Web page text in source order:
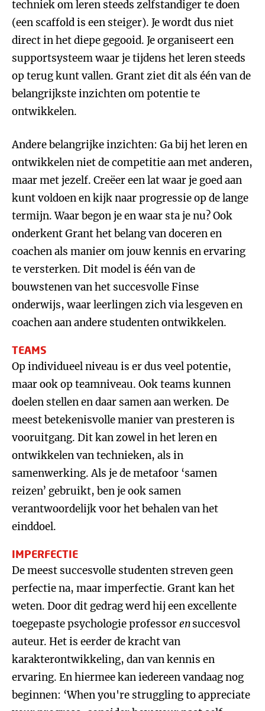
techniek om leren steeds zelfstandiger te doen
(een scaffold is een steiger). Je wordt dus niet
direct in het diepe gegooid. Je organiseert een
supportsysteem waar je tijdens het leren steeds
op terug kunt vallen. Grant ziet dit als één van de
belangrijkste inzichten om potentie te
ontwikkelen.
Andere belangrijke inzichten: Ga bij het leren en
ontwikkelen niet de competitie aan met anderen,
maar met jezelf. Creëer een lat waar je goed aan
kunt voldoen en kijk naar progressie op de lange
termijn. Waar begon je en waar sta je nu? Ook
onderkent Grant het belang van doceren en
coachen als manier om jouw kennis en ervaring
te versterken. Dit model is één van de
bouwstenen van het succesvolle Finse
onderwijs, waar leerlingen zich via lesgeven en
coachen aan andere studenten ontwikkelen.
TEAMS
Op individueel niveau is er dus veel potentie,
maar ook op teamniveau. Ook teams kunnen
doelen stellen en daar samen aan werken. De
meest betekenisvolle manier van presteren is
vooruitgang. Dit kan zowel in het leren en
ontwikkelen van technieken, als in
samenwerking. Als je de metafoor ‘samen
reizen’ gebruikt, ben je ook samen
verantwoordelijk voor het behalen van het
einddoel.
IMPERFECTIE
De meest succesvolle studenten streven geen
perfectie na, maar imperfectie. Grant kan het
weten. Door dit gedrag werd hij een excellente
toegepaste psychologie professorensuccesvol
auteur. Het is eerder de kracht van
karakterontwikkeling, dan van kennis en
ervaring. En hiermee kan iedereen vandaag nog
beginnen: ‘When you're struggling to appreciate